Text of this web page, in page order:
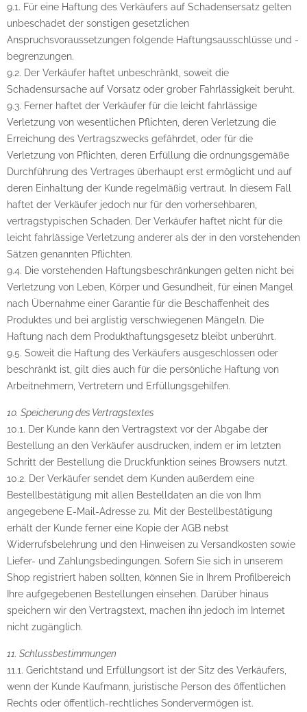
9.1. Für eine Haftung des Verkäufers auf Schadensersatz gelten
unbeschadet der sonstigen gesetzlichen
Anspruchsvoraussetzungen folgende Haftungsausschlüsse und -
begrenzungen.
9.2. Der Verkäufer haftet unbeschränkt, soweit die
Schadensursache auf Vorsatz oder grober Fahrlässigkeit beruht.
9.3. Ferner haftet der Verkäufer für die leicht fahrlässige
Verletzung von wesentlichen Pflichten, deren Verletzung die
Erreichung des Vertragszwecks gefährdet, oder für die
Verletzung von Pflichten, deren Erfüllung die ordnungsgemäße
Durchführung des Vertrages überhaupt erst ermöglicht und auf
deren Einhaltung der Kunde regelmäßig vertraut. In diesem Fall
haftet der Verkäufer jedoch nur für den vorhersehbaren,
vertragstypischen Schaden. Der Verkäufer haftet nicht für die
leicht fahrlässige Verletzung anderer als der in den vorstehenden
Sätzen genannten Pflichten.
9.4. Die vorstehenden Haftungsbeschränkungen gelten nicht bei
Verletzung von Leben, Körper und Gesundheit, für einen Mangel
nach Übernahme einer Garantie für die Beschaffenheit des
Produktes und bei arglistig verschwiegenen Mängeln. Die
Haftung nach dem Produkthaftungsgesetz bleibt unberührt.
9.5. Soweit die Haftung des Verkäufers ausgeschlossen oder
beschränkt ist, gilt dies auch für die persönliche Haftung von
Arbeitnehmern, Vertretern und Erfüllungsgehilfen.
10. Speicherung des Vertragstextes
10.1. Der Kunde kann den Vertragstext vor der Abgabe der
Bestellung an den Verkäufer ausdrucken, indem er im letzten
Schritt der Bestellung die Druckfunktion seines Browsers nutzt.
10.2. Der Verkäufer sendet dem Kunden außerdem eine
Bestellbestätigung mit allen Bestelldaten an die von Ihm
angegebene E-Mail-Adresse zu. Mit der Bestellbestätigung
erhält der Kunde ferner eine Kopie der AGB nebst
Widerrufsbelehrung und den Hinweisen zu Versandkosten sowie
Liefer- und Zahlungsbedingungen. Sofern Sie sich in unserem
Shop registriert haben sollten, können Sie in Ihrem Profilbereich
Ihre aufgegebenen Bestellungen einsehen. Darüber hinaus
speichern wir den Vertragstext, machen ihn jedoch im Internet
nicht zugänglich.
11. Schlussbestimmungen
11.1. Gerichtstand und Erfüllungsort ist der Sitz des Verkäufers,
wenn der Kunde Kaufmann, juristische Person des öffentlichen
Rechts oder öffentlich-rechtliches Sondervermögen ist.